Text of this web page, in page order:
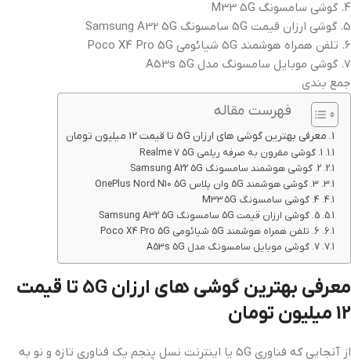
4. گوشی سامسونگ M33 5G
5. گوشی ارزان قیمت 5G سامسونگ Samsung A32 5G
6. تلفن همراه هوشمند 5G شیائومی Poco X4 Pro 5G
7. گوشی موبایل سامسونگ مدل A53s 5G
جمع بندی
فهرست مقاله
معرفی بهترین گوشی های ارزان 5G تا قیمت 12 میلیون تومان
1. گوشی مقرون به صرفه ریلمی Realme 7 5G
2. گوشی هوشمند سامسونگ Samsung A22 5G
3. گوشی هوشمند 5G وان پلاس OnePlus Nord N10 5G
4. گوشی سامسونگ M33 5G
5. گوشی ارزان قیمت 5G سامسونگ Samsung A32 5G
6. تلفن همراه هوشمند 5G شیائومی Poco X4 Pro 5G
7. گوشی موبایل سامسونگ مدل A53s 5G
معرفی بهترین گوشی های ارزان 5G تا قیمت
12 میلیون تومان
از آنجایی که فناوری 5G یا اینترنت نسل پنجم یک فناوری تازه و نو به